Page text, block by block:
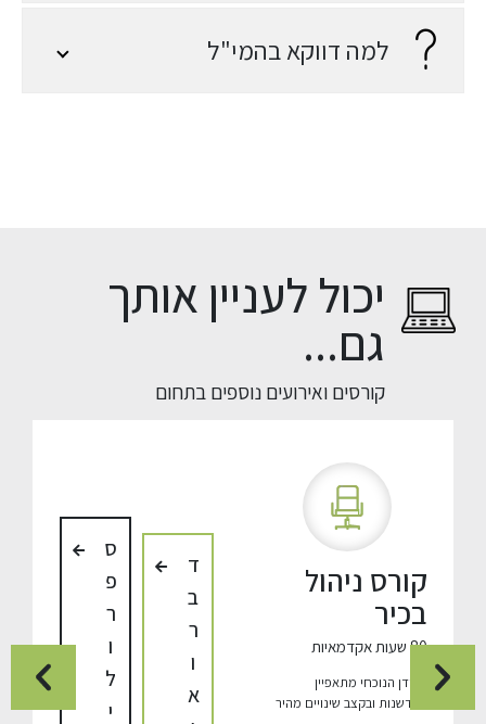
למה דווקא בהמי"ל
יכול לעניין אותך
גם...
קורסים ואירועים נוספים בתחום
קורס ניהול
בכיר
80 שעות אקדמאיות
העידן הנוכחי מתאפיין
בחדשנות ובקצב שינויים מהיר
ד
ב
ר
ו
א
ס
פ
ר
ו
ל
י